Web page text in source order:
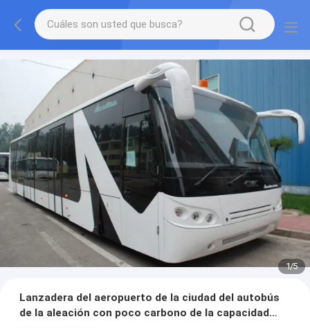
2/5
Lanzadera del aeropuerto de la ciudad del autobús
de la aleación con poco carbono de la capacidad